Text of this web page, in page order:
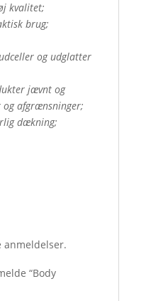
kvalitet;
brug;
og udglatter
jævnt og
afgrænsninger;
dækning;
anmeldelser.
“Body